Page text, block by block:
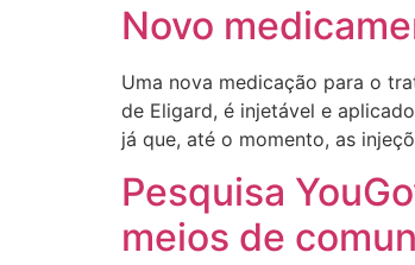
Novo
Uma nova medicação para o
de Eligard, é injetável e
já que, até o momento, as
Pesquisa
meios de